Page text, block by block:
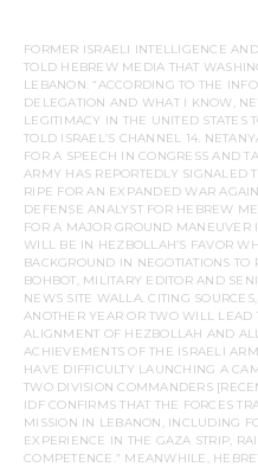
FORMER ISRAELI INTELLIGENCE
TOLD HEBREW MEDIA THAT
LEBANON. “ACCORDING TO THE
DELEGATION AND WHAT I KNOW,
LEGITIMACY IN THE UNITED
TOLD ISRAEL’S CHANNEL 14.
FOR A SPEECH IN CONGRESS AND
ARMY HAS REPORTEDLY SIGNALED
RIPE FOR AN EXPANDED WAR
DEFENSE ANALYST FOR HEBREW
FOR A MAJOR GROUND
WILL BE IN HEZBOLLAH’S FAVOR
BACKGROUND IN NEGOTIATIONS TO
BOHBOT, MILITARY EDITOR AND
NEWS SITE WALLA. CITING
ANOTHER YEAR OR TWO WILL LEAD
ALIGNMENT OF HEZBOLLAH AND
ACHIEVEMENTS OF THE ISRAELI
HAVE DIFFICULTY LAUNCHING A
TWO DIVISION COMMANDERS
IDF CONFIRMS THAT THE FORCES
MISSION IN LEBANON, INCLUDING
EXPERIENCE IN THE GAZA STRIP,
COMPETENCE.” MEANWHILE,